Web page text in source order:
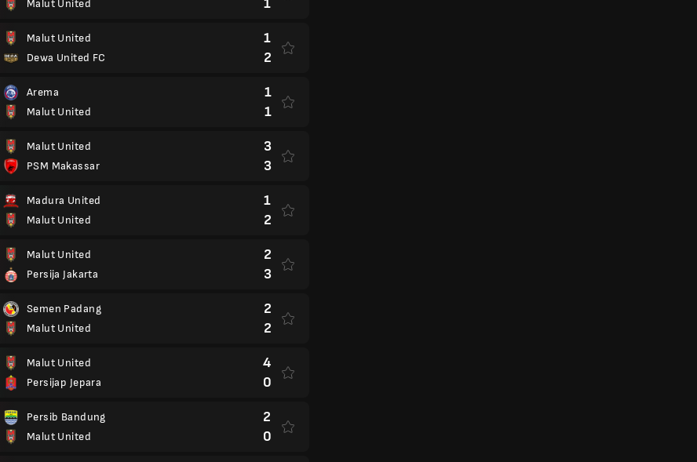
Malut United
1
Malut United
Dewa United FC
1
2
Arema
Malut United
1
1
Malut United
PSM Makassar
3
3
Madura United
Malut United
1
2
Malut United
Persija Jakarta
2
3
Semen Padang
Malut United
2
2
Malut United
Persijap Jepara
4
0
Persib Bandung
Malut United
2
0